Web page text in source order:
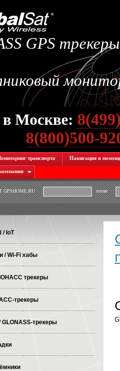
GPS
Москве:
8(800)500-
транспорта Навигация в
логин
/ IoT
/ Wi-Fi хабы
трекеры
трекеры
GLONASS-трекеры